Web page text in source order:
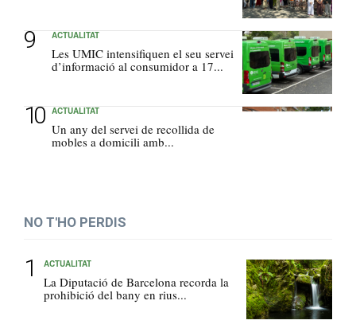
ACTUALITAT
Les UMIC intensifiquen el seu servei
d’informació al consumidor a 17...
ACTUALITAT
Un any del servei de recollida de
mobles a domicili amb...
NO T'HO PERDIS
ACTUALITAT
La Diputació de Barcelona recorda la
prohibició del bany en rius...